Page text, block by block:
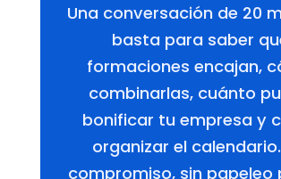
Una conversación de 20
basta para saber
formaciones encajan,
combinarlas, cuánto
bonificar tu empresa y
organizar el
compromiso, sin papeleo